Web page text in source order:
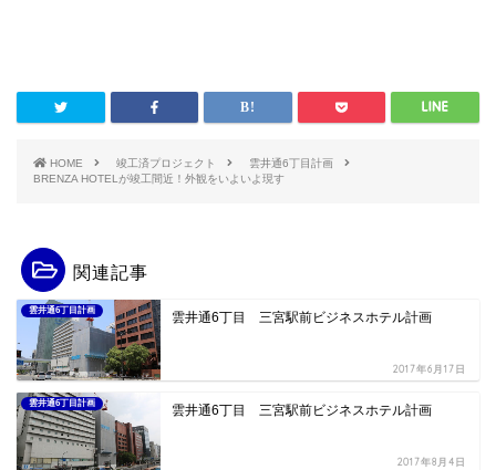
HOME 竣工済プロジェクト
雲井通6丁目計画
BRENZA HOTELが竣工間近！外観をいよいよ現す
関連記事
雲井通6丁目計画 雲井通6丁目 三宮駅前ビジネスホテル計画
2017年6月17日
雲井通6丁目計画 雲井通6丁目 三宮駅前ビジネスホテル計画
2017年8月4日